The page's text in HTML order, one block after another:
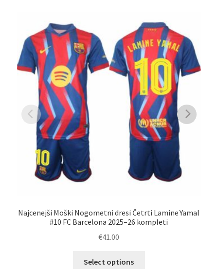
Najcenejši Moški Nogometni dresi Četrti Lamine Yamal
#10 FC Barcelona 2025–26 kompleti
€41.00
Select options